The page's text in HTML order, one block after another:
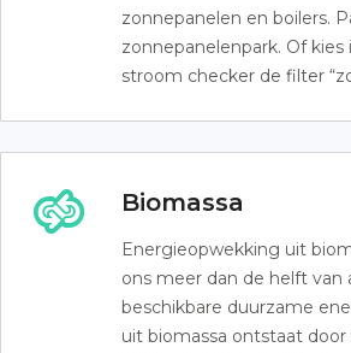
zonnepanelen en boilers.
zonnepanelenpark. Of
stroom checker de filter
Biomassa
Energieopwekking uit
ons meer dan de helft van
beschikbare duurzame
uit biomassa ontstaat door